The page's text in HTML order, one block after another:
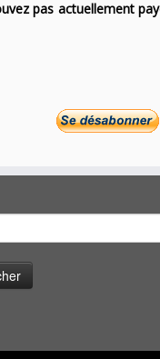
pas actuellement